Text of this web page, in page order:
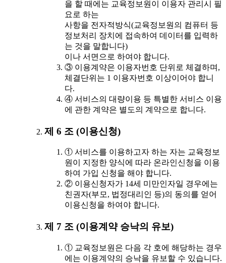
을 할 때에는 교육정보원이 이용자 관리시 필
요로 하는
사항을 전자적방식(교육정보원의 컴퓨터 등
정보처리 장치에 접속하여 데이터를 입력하
는 것을 말합니다)
이나 서면으로 하여야 합니다.
③ 이용계약은 이용자번호 단위로 체결하며,
체결단위는 1 이용자번호 이상이어야 합니
다.
④ 서비스의 대량이용 등 특별한 서비스 이용
에 관한 계약은 별도의 계약으로 합니다.
제 6 조 (이용신청)
① 서비스를 이용하고자 하는 자는 교육정보
원이 지정한 양식에 따라 온라인신청을 이용
하여 가입 신청을 해야 합니다.
② 이용신청자가 14세 미만인자일 경우에는
친권자(부모, 법정대리인 등)의 동의를 얻어
이용신청을 하여야 합니다.
제 7 조 (이용계약 승낙의 유보)
① 교육정보원은 다음 각 호에 해당하는 경우
에는 이용계약의 승낙을 유보할 수 있습니다.